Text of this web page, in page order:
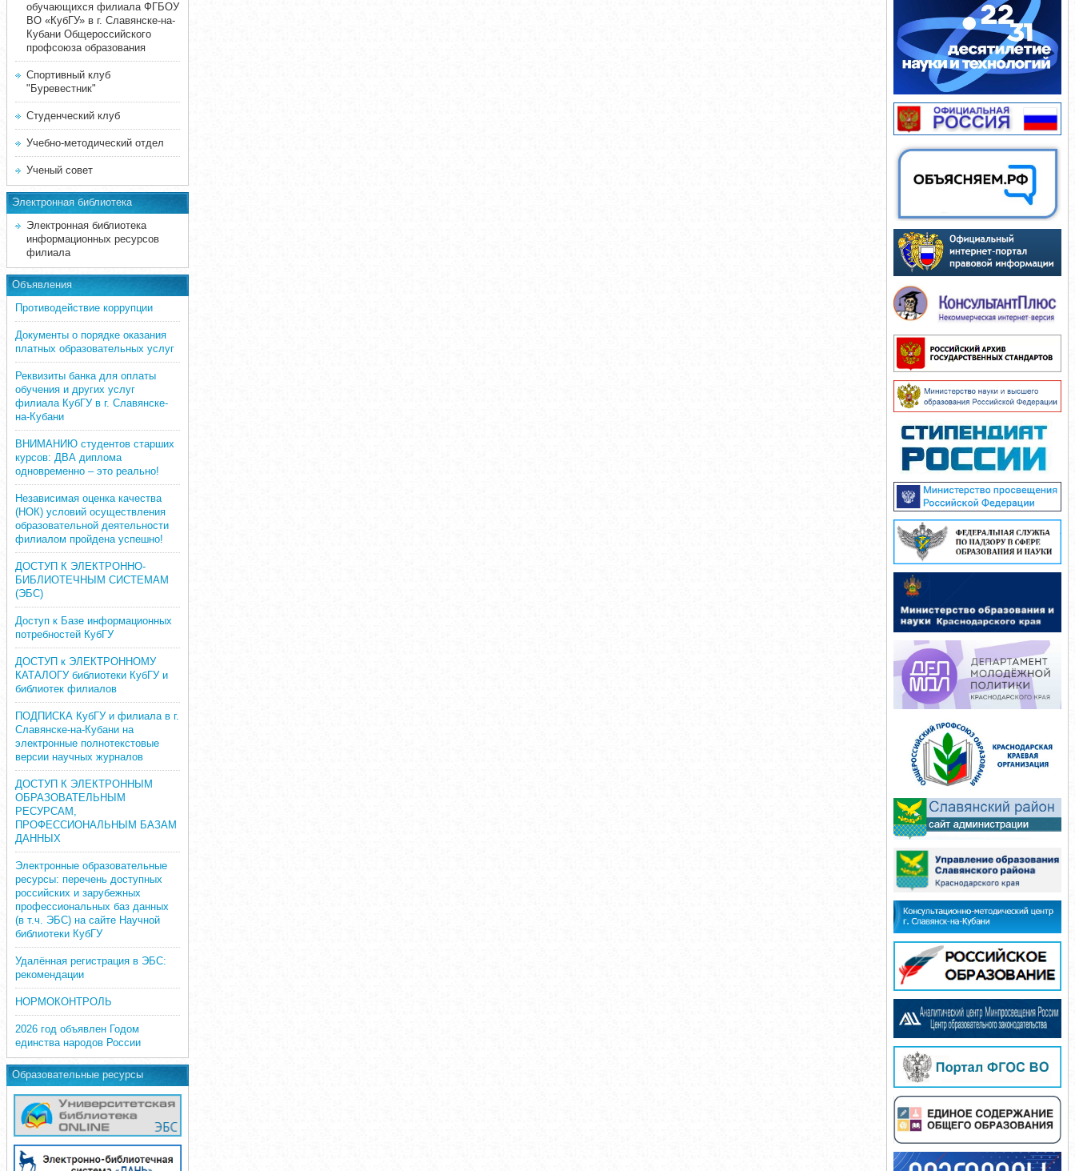
обучающихся филиала ФГБОУ
ВО «КубГУ» в г. Славянске-на-
Кубани Общероссийского
профсоюза образования
Спортивный клуб
"Буревестник"
Студенческий клуб
Учебно-методический отдел
Ученый совет
Электронная библиотека
Электронная библиотека
информационных ресурсов
филиала
Объявления
Противодействие коррупции
Документы о порядке оказания
платных образовательных услуг
Реквизиты банка для оплаты
обучения и других услуг
филиала КубГУ в г. Славянске-
на-Кубани
ВНИМАНИЮ студентов старших
курсов: ДВА диплома
одновременно – это реально!
Независимая оценка качества
(НОК) условий осуществления
образовательной деятельности
филиалом пройдена успешно!
ДОСТУП К ЭЛЕКТРОННО-
БИБЛИОТЕЧНЫМ СИСТЕМАМ
(ЭБС)
Доступ к Базе информационных
потребностей КубГУ
ДОСТУП к ЭЛЕКТРОННОМУ
КАТАЛОГУ библиотеки КубГУ и
библиотек филиалов
ПОДПИСКА КубГУ и филиала в г.
Славянске-на-Кубани на
электронные полнотекстовые
версии научных журналов
ДОСТУП К ЭЛЕКТРОННЫМ
ОБРАЗОВАТЕЛЬНЫМ
РЕСУРСАМ,
ПРОФЕССИОНАЛЬНЫМ БАЗАМ
ДАННЫХ
Электронные образовательные
ресурсы: перечень доступных
российских и зарубежных
профессиональных баз данных
(в т.ч. ЭБС) на сайте Научной
библиотеки КубГУ
Удалённая регистрация в ЭБС:
рекомендации
НОРМОКОНТРОЛЬ
2026 год объявлен Годом
единства народов России
Образовательные ресурсы